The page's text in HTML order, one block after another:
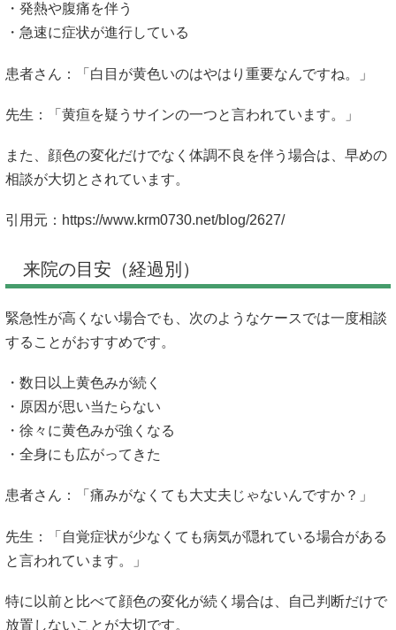
・発熱や腹痛を伴う
・急速に症状が進行している
患者さん：「白目が黄色いのはやはり重要なんですね。」
先生：「黄疸を疑うサインの一つと言われています。」
また、顔色の変化だけでなく体調不良を伴う場合は、早めの
相談が大切とされています。
引用元： https://www.krm0730.net/blog/2627/
来院の目安（経過別）
緊急性が高くない場合でも、次のようなケースでは一度相談
することがおすすめです。
・数日以上黄色みが続く
・原因が思い当たらない
・徐々に黄色みが強くなる
・全身にも広がってきた
患者さん：「痛みがなくても大丈夫じゃないんですか？」
先生：「自覚症状が少なくても病気が隠れている場合がある
と言われています。」
特に以前と比べて顔色の変化が続く場合は、自己判断だけで
放置しないことが大切です。